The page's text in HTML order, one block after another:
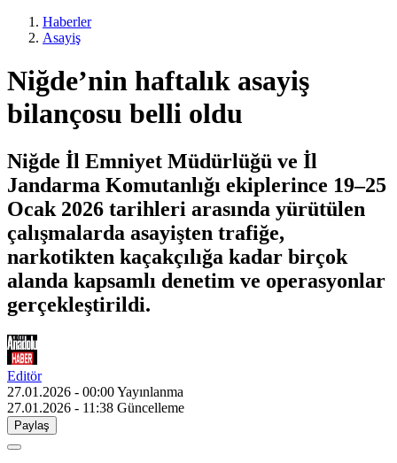
Haberler
Asayiş
Niğde’nin haftalık asayiş
bilançosu belli oldu
Niğde İl Emniyet Müdürlüğü ve İl
Jandarma Komutanlığı ekiplerince 19–25
Ocak 2026 tarihleri arasında yürütülen
çalışmalarda asayişten trafiğe,
narkotikten kaçakçılığa kadar birçok
alanda kapsamlı denetim ve operasyonlar
gerçekleştirildi.
Editör
27.01.2026 - 00:00Yayınlanma
27.01.2026 - 11:38 Güncelleme
Paylaş